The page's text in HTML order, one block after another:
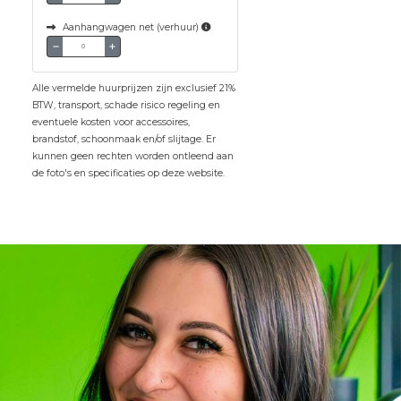
Aanhangwagen net (verhuur)
Alle vermelde huurprijzen zijn exclusief 21%
BTW, transport, schade risico regeling en
eventuele kosten voor accessoires,
brandstof, schoonmaak en/of slijtage. Er
kunnen geen rechten worden ontleend aan
de foto's en specificaties op deze website.